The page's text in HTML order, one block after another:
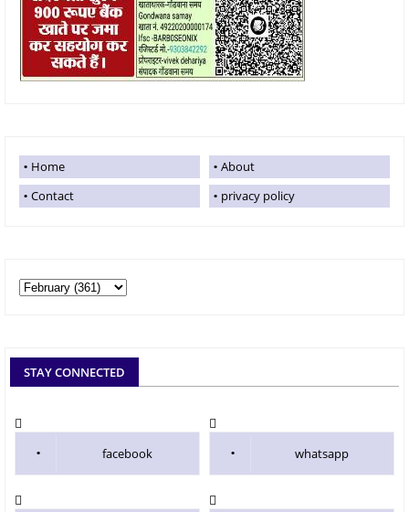
Home
About
Contact
privacy policy
STAY CONNECTED
facebook whatsapp